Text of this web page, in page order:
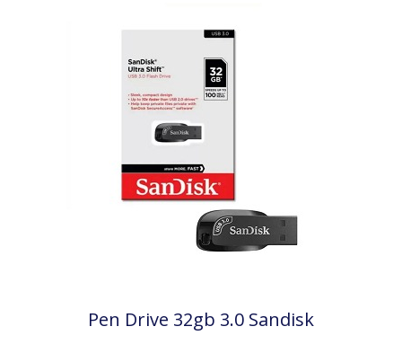
Pen Drive 32gb 3.0 Sandisk